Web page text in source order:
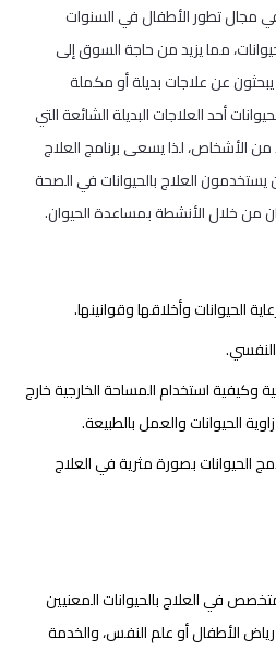
مجال تطور الأطفال في السنوات
مما يزيد من حاجة السوق إلى
عن علاجات بديلة أو مكملة
أحد العلاجات البديلة الشائعة التي
الأشخاص، لذا يسعى برنامج العلاج
يستخدمون العلاج بالحيوانات في الصحة
من خلال الأنشطة بمساعدة الحيوان.
الحيوانات وأخلاقها وقوانينها.
وكيفية استخدام المساحة الخارجية خارج
الحيوانات والعمل بالطبيعة.
الحيوانات بصورة مثرية في العلاج
في العلاج بالحيوانات المعنيين
رياض الأطفال أو علم النفس، والخدمة